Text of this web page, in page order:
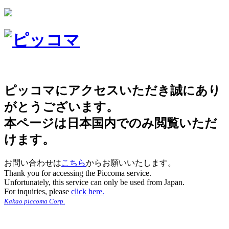
ピッコマにアクセスいただき誠にあり
がとうございます。
本ページは日本国内でのみ閲覧いただ
けます。
お問い合わせはこちらからお願いいたします。
Thank you for accessing the Piccoma service.
Unfortunately, this service can only be used from Japan.
For inquiries, please click here.
Kakao piccoma Corp.